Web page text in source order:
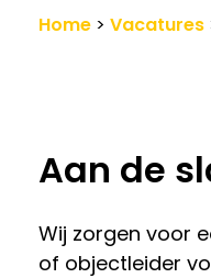
Home > Vacatures
Aan de
Wij zorgen voor
of objectleider